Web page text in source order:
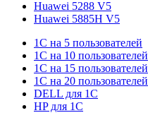
Huawei 5288 V5
Huawei 5885H V5
1С на 5 пользователей
1С на 10 пользователей
1С на 15 пользователей
1С на 20 пользователей
DELL для 1С
HP для 1С